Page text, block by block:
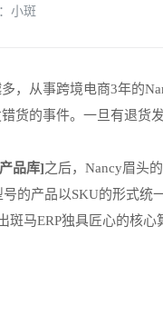
小斑
，从事跨境电商3年的
货的事件。一旦有退
产品库]之后， Nancy眉头
的产品以SKU的形式统
斑马ERP独具匠心的核